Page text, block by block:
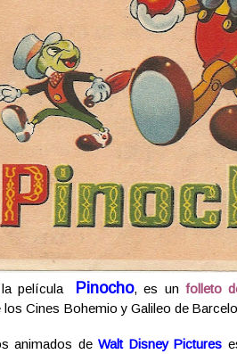
película Pinocho, es un folleto
los Cines Bohemio y Galileo de
animados de Walt Disney Pictures